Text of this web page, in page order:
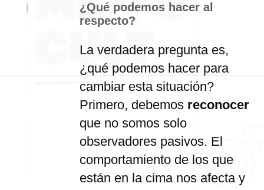
¿ Qué podemos hacer al
respecto?
La verdadera pregunta es,
¿qué podemos hacer para
cambiar esta situación?
Primero, debemos reconocer
que no somos solo
observadores pasivos. El
comportamiento de los que
están en la cima nos afecta y